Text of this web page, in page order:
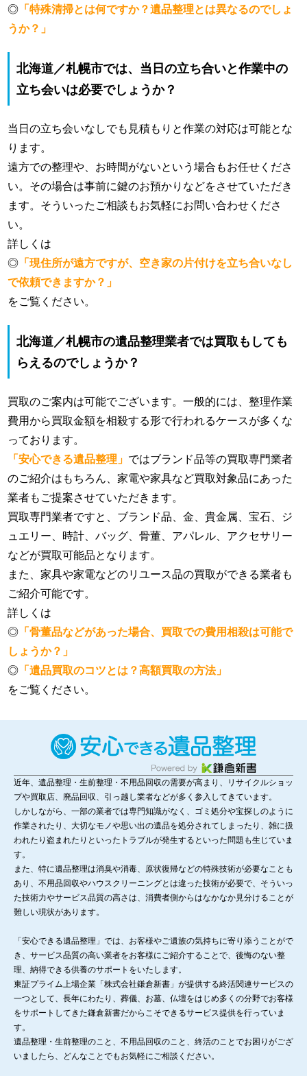
◎ 「特殊清掃とは何ですか？遺品整理とは異なるのでしょ
うか？」
北海道／札幌市では、当日の立ち合いと作業中の
立ち会いは必要でしょうか？
当日の立ち会いなしでも見積もりと作業の対応は可能とな
ります。
遠方での整理や、お時間がないという場合もお任せくださ
い。その場合は事前に鍵のお預かりなどをさせていただき
ます。そういったご相談もお気軽にお問い合わせくださ
い。
詳しくは
◎ 「現住所が遠方ですが、空き家の片付けを立ち合いなし
で依頼できますか？」
をご覧ください。
北海道／札幌市の遺品整理業者では買取もしても
らえるのでしょうか？
買取のご案内は可能でございます。一般的には、整理作業
費用から買取金額を相殺する形で行われるケースが多くな
っております。
「安心できる遺品整理」 ではブランド品等の買取専門業者
のご紹介はもちろん、家電や家具など買取対象品にあった
業者もご提案させていただきます。
買取専門業者ですと、ブランド品、金、貴金属、宝石、ジ
ュエリー、時計、バッグ、骨董、アパレル、アクセサリー
などが買取可能品となります。
また、家具や家電などのリユース品の買取ができる業者も
ご紹介可能です。
詳しくは
◎ 「骨董品などがあった場合、買取での費用相殺は可能で
しょうか？」
◎ 「遺品買取のコツとは？高額買取の方法」
をご覧ください。
近年、遺品整理・生前整理・不用品回収の需要が高まり、リサイクルショッ
プや買取店、廃品回収、引っ越し業者などが多く参入してきています。
しかしながら、一部の業者では専門知識がなく、ゴミ処分や宝探しのように
作業されたり、大切なモノや思い出の遺品を処分されてしまったり、雑に扱
われたり盗まれたりといったトラブルが発生するといった問題も生じていま
す。
また、特に遺品整理は消臭や消毒、原状復帰などの特殊技術が必要なことも
あり、不用品回収やハウスクリーニングとは違った技術が必要で、そういっ
た技術力やサービス品質の高さは、消費者側からはなかなか見分けることが
難しい現状があります。
「安心できる遺品整理」では、お客様やご遺族の気持ちに寄り添うことがで
き、サービス品質の高い業者をお客様にご紹介することで、後悔のない整
理、納得できる供養のサポートをいたします。
東証プライム上場企業「株式会社鎌倉新書」が提供する終活関連サービスの
一つとして、長年にわたり、葬儀、お墓、仏壇をはじめ多くの分野でお客様
をサポートしてきた鎌倉新書だからこそできるサービス提供を行っていま
す。
遺品整理・生前整理のこと、不用品回収のこと、終活のことでお困りがござ
いましたら、どんなことでもお気軽にご相談ください。